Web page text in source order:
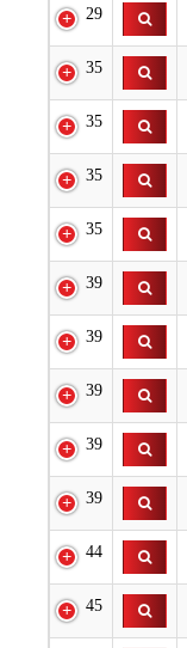
29
35
35
35
35
39
39
39
39
39
44
45